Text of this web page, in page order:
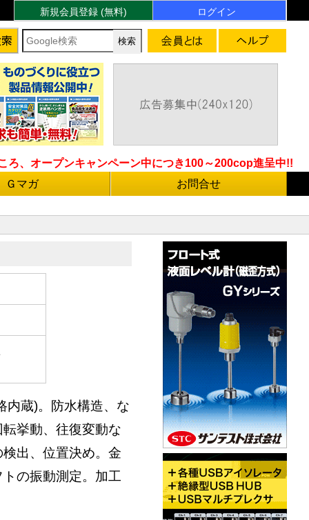
ログイン
新規会員登録 (無料)
ろ、オープンキャンペーン中につき100～200cop進呈中!!
Ｇマガ お問合せ
内蔵)。防水構造、な
挙動、往復変動な
出、位置決め。金
の振動測定。加工